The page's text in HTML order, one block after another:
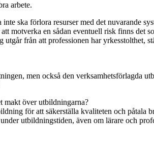
arbete.
ska förlora resurser med det nuvarande
motverka en sådan eventuell risk finns det
från att professionen har yrkesstolthet,
men också den verksamhetsförlagda
makt över utbildningarna?
för att säkerställa kvaliteten och påtala
utbildningstiden, även om lärare och